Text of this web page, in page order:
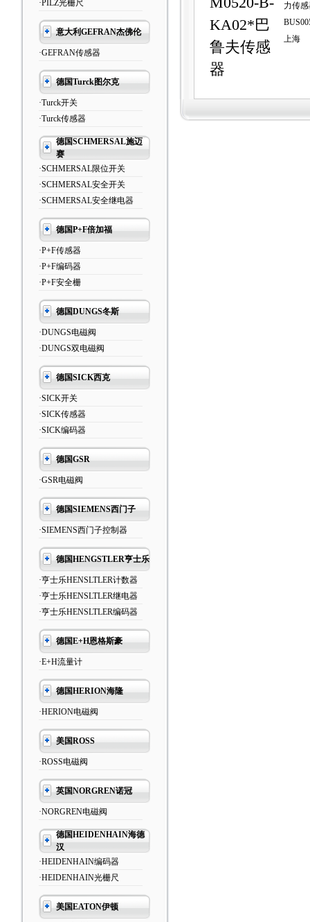
·PILZ光栅尺
意大利GEFRAN杰佛伦
·GEFRAN传感器
德国Turck图尔克
·Turck开关
·Turck传感器
德国SCHMERSAL施迈
赛
·SCHMERSAL限位开关
·SCHMERSAL安全开关
·SCHMERSAL安全继电器
德国P+F倍加福
·P+F传感器
·P+F编码器
·P+F安全栅
德国DUNGS冬斯
·DUNGS电磁阀
·DUNGS双电磁阀
德国SICK西克
·SICK开关
·SICK传感器
·SICK编码器
德国GSR
·GSR电磁阀
德国SIEMENS西门子
·SIEMENS西门子控制器
德国HENGSTLER亨士乐
·亨士乐HENSLTLER计数器
·亨士乐HENSLTLER继电器
·亨士乐HENSLTLER编码器
德国E+H恩格斯豪
·E+H流量计
德国HERION海隆
·HERION电磁阀
美国ROSS
·ROSS电磁阀
英国NORGREN诺冠
·NORGREN电磁阀
德国HEIDENHAIN海德
汉
·HEIDENHAIN编码器
·HEIDENHAIN光栅尺
美国EATON伊顿
KA02*巴
鲁夫传感
器
力传
上海